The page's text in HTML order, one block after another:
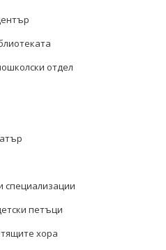
отдел
специализации
петъци
хора